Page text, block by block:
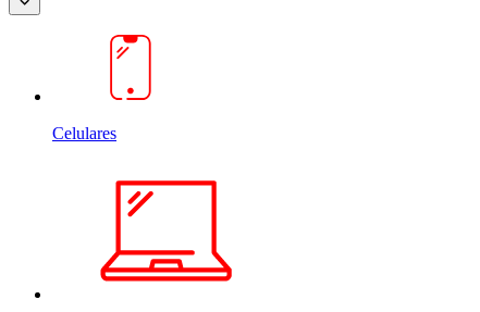
Celulares